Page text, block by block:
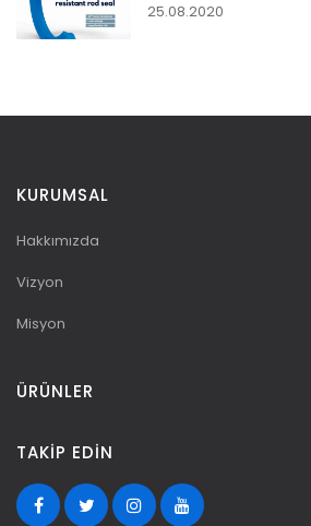
25.08.2020
KURUMSAL
Hakkımızda
Vizyon
Misyon
ÜRÜNLER
TAKIP EDIN